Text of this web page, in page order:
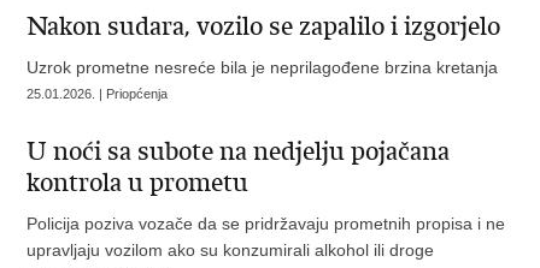
Nakon sudara, vozilo se zapalilo i izgorjelo
Uzrok prometne nesreće bila je neprilagođene brzina kretanja
25.01.2026. | Priopćenja
U noći sa subote na nedjelju pojačana
kontrola u prometu
Policija poziva vozače da se pridržavaju prometnih propisa i ne
upravljaju vozilom ako su konzumirali alkohol ili droge